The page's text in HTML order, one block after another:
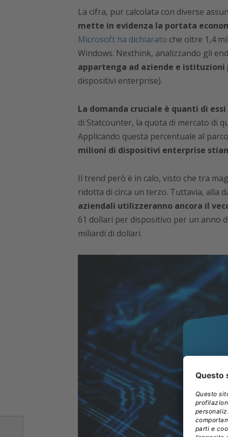
La cifra, pur calcolata con diverse
mette in evidenza la portata
Microsoft ha dichiarato che oltre 1,4
Windows. Nexthink, analizzando gli
appartenga ad aziende e istituzioni
dispositivi enterprise).
La domanda cruciale è quanti di
di Statcounter, la quota di mercato di
Applicando questa percentuale al
milioni di dispositivi enterprise
Il trend però è in calo, visto che tra
ridotta di circa un terzo. Tuttavia, alla
aziendali utilizzeranno ancora il
61 dollari per dispositivo per un anno
miliardi di dollari.